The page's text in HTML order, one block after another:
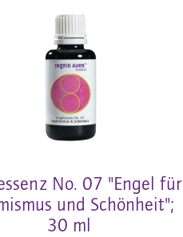
No. 07 "Engel für
und Schönheit";
30 ml